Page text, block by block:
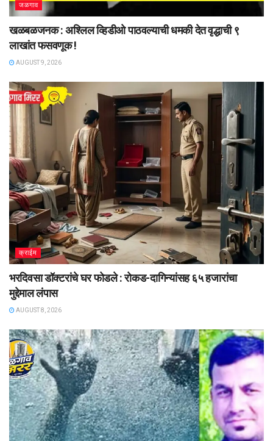
जळगाव
खळबळजनक : अश्लिल व्हिडीओ पाठवल्याची धमकी देत वृद्धाची ९
लाखांत फसवणूक !
AUGUST 9, 2026
क्राईम
भरदिवसा डॉक्टरांचे घर फोडले : रोकड-दागिन्यांसह ६५ हजारांचा
मुद्देमाल लंपास
AUGUST 8, 2026